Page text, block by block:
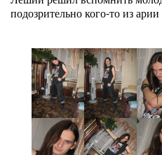
подозрительно кого-то из